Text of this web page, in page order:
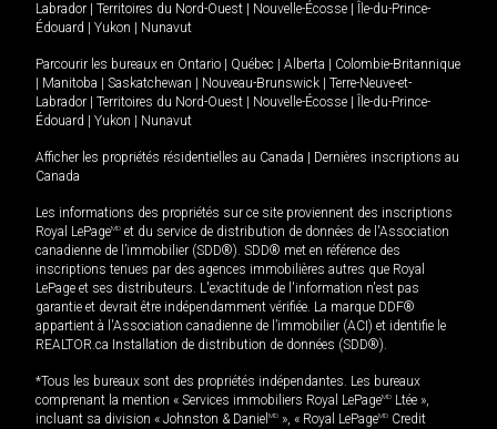
Labrador
Territoires du Nord-Ouest Nouvelle-Écosse
Île-du-Prince-
Édouard
Yukon Nunavut
Parcourir les bureaux en Ontario Québec Alberta
Colombie-Britannique
Manitoba Saskatchewan Nouveau-Brunswick
Terre-Neuve-et-
Labrador
Territoires du Nord-Ouest Nouvelle-Écosse
Île-du-Prince-
Édouard
Yukon Nunavut
Afficher les propriétés résidentielles au Canada
Dernières inscriptions au
Canada
Les informations des propriétés sur ce site proviennent des inscriptions
Royal LePageMD et du service de distribution de données de l'Association
canadienne de l’immobilier (SDD®). SDD® met en référence des
inscriptions tenues par des agences immobilières autres que Royal
LePage et ses distributeurs. L'exactitude de l'information n'est pas
garantie et devrait être indépendamment vérifiée. La marque DDF®
appartient à l'Association canadienne de l’immobilier (ACI) et identifie le
REALTOR.ca Installation de distribution de données (SDD®).
*Tous les bureaux sont des propriétés indépendantes. Les bureaux
comprenant la mention « Services immobiliers Royal LePageMD Ltée »,
incluant sa division « Johnston & Daniel MD », « Royal LePageMD Credit